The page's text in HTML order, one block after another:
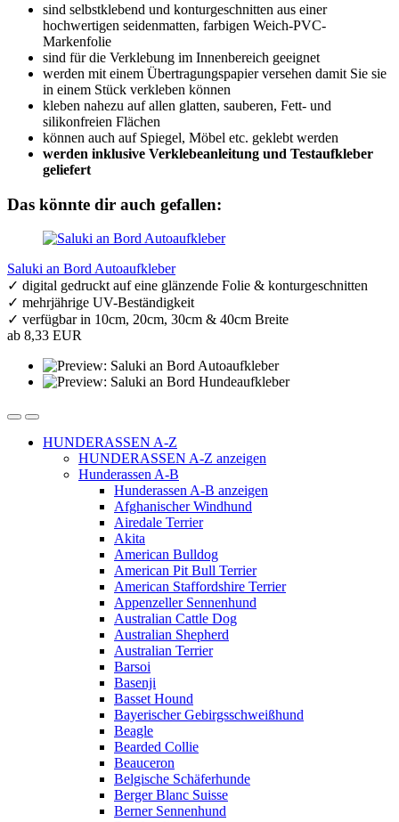
sind selbstklebend und konturgeschnitten aus einer
hochwertigen seidenmatten, farbigen Weich-PVC-
Markenfolie
sind für die Verklebung im Innenbereich geeignet
werden mit einem Übertragungspapier versehen damit Sie sie
in einem Stück verkleben können
kleben nahezu auf allen glatten, sauberen, Fett- und
silikonfreien Flächen
können auch auf Spiegel, Möbel etc. geklebt werden
werden inklusive Verklebeanleitung und Testaufkleber
geliefert
Das könnte dir auch gefallen:
Saluki an Bord Autoaufkleber
✓ digital gedruckt auf eine glänzende Folie & konturgeschnitten
✓ mehrjährige UV-Beständigkeit
✓ verfügbar in 10cm, 20cm, 30cm & 40cm Breite
ab 8,33 EUR
HUNDERASSEN A-Z
HUNDERASSEN A-Z anzeigen
Hunderassen A-B
Hunderassen A-B anzeigen
Afghanischer Windhund
Airedale Terrier
Akita
American Bulldog
American Pit Bull Terrier
American Staffordshire Terrier
Appenzeller Sennenhund
Australian Cattle Dog
Australian Shepherd
Australian Terrier
Barsoi
Basenji
Basset Hound
Bayerischer Gebirgsschweißhund
Beagle
Bearded Collie
Beauceron
Belgische Schäferhunde
Berger Blanc Suisse
Berner Sennenhund